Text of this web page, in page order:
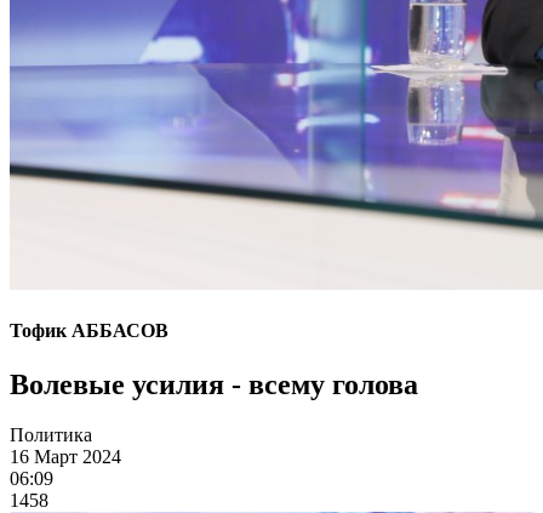
Тофик АББАСОВ
Волевые усилия - всему голова
Политика
16 Март 2024
06:09
1458